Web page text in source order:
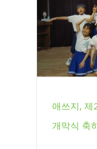
애쓰지,
애쓰지, 제
개막식 축